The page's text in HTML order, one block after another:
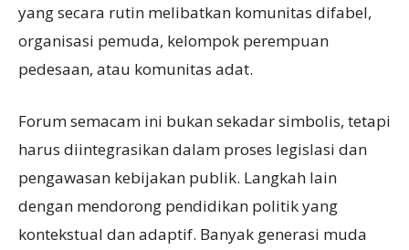
yang secara rutin melibatkan komunitas difabel,
organisasi pemuda, kelompok perempuan
pedesaan, atau komunitas adat.
Forum semacam ini bukan sekadar simbolis, tetapi
harus diintegrasikan dalam proses legislasi dan
pengawasan kebijakan publik. Langkah lain
dengan mendorong pendidikan politik yang
kontekstual dan adaptif. Banyak generasi muda